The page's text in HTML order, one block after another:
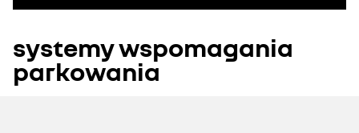
systemy wspomagania
parkowania